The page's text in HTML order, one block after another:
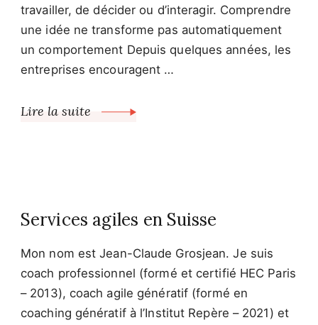
travailler, de décider ou d’interagir. Comprendre
une idée ne transforme pas automatiquement
un comportement Depuis quelques années, les
entreprises encouragent …
Lire la suite
Services agiles en Suisse
Mon nom est Jean-Claude Grosjean. Je suis
coach professionnel (formé et certifié HEC Paris
– 2013), coach agile génératif (formé en
coaching génératif à l’Institut Repère – 2021) et